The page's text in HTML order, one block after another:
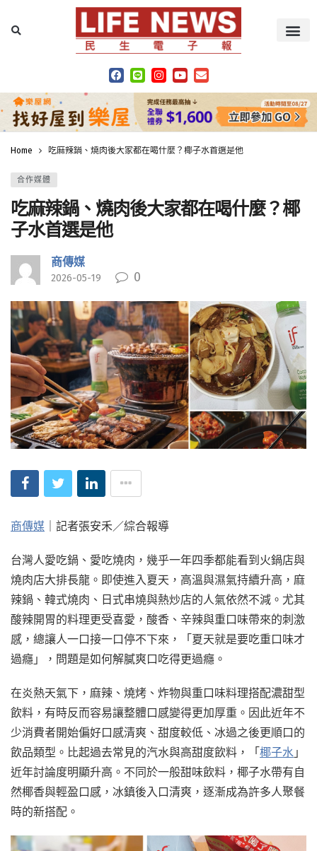
Home 吃麻辣鍋、燒肉後大家都在喝什麼？椰子水首選是他
合作媒體
吃麻辣鍋、燒肉後大家都在喝什麼？椰
子水首選是他
商傳媒
2026-05-19 0
商傳媒 ｜記者張安禾／綜合報導
台灣人愛吃鍋、愛吃燒肉，幾乎一年四季都能看到火鍋店與
燒肉店大排長龍。即使進入夏天，高溫與濕氣持續升高，麻
辣鍋、韓式燒肉、日式串燒與熱炒店的人氣依然不減。尤其
酸辣開胃的料理更受喜愛，酸香、辛辣與重口味帶來的刺激
感，總讓人一口接一口停不下來，「夏天就是要吃重口味才
過癮」，問題是如何解膩爽口吃得更過癮。
在炎熱天氣下，麻辣、燒烤、炸物與重口味料理搭配濃甜型
飲料，有時反而容易讓整體口感變得更加厚重。因此近年不
少消費者開始偏好口感清爽、甜度較低、冰過之後更順口的
飲品類型。比起過去常見的汽水與高甜度飲料，「椰子水 」
近年討論度明顯升高。不同於一般甜味飲料，椰子水帶有自
然椰香與輕盈口感，冰鎮後入口清爽，逐漸成為許多人聚餐
時的新搭配。